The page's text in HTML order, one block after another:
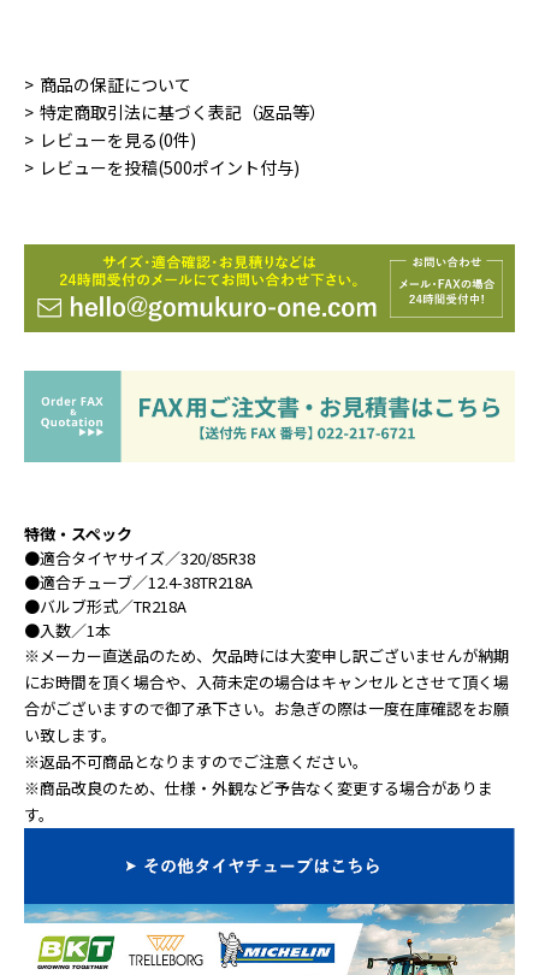
商品の保証について
特定商取引法に基づく表記（返品等）
レビューを見る(0件)
レビューを投稿(500ポイント付与)
特徴・スペック
●適合タイヤサイズ／320/85R38
●適合チューブ／12.4-38TR218A
●バルブ形式／TR218A
●入数／1本
※メーカー直送品のため、欠品時には大変申し訳ございませんが納期
にお時間を頂く場合や、入荷未定の場合はキャンセルとさせて頂く場
合がございますので御了承下さい。お急ぎの際は一度在庫確認をお願
い致します。
※返品不可商品となりますのでご注意ください。
※商品改良のため、仕様・外観など予告なく変更する場合がありま
す。